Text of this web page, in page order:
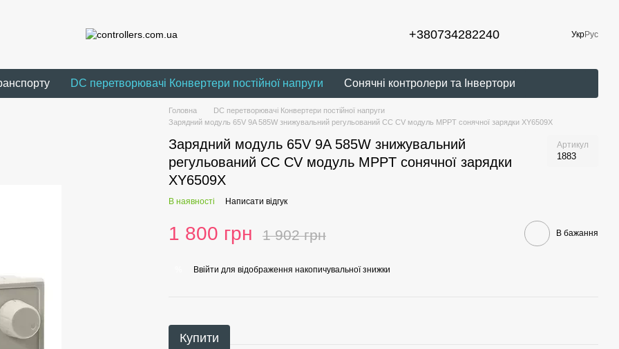
+380734282240 УкрРус
DC перетворювачі Конвертери постійної напруги Сонячні контролери та Інвертори
Головна
DC перетворювачі Конвертери постійної напруги
Зарядний модуль 65V 9A 585W знижувальний регульований CC CV модуль MPPT сонячної зарядки ХY6509Х
Зарядний модуль 65V 9A 585W знижувальний
регульований CC CV модуль MPPT сонячної зарядки
ХY6509Х
Артикул
1883
В наявності Написати відгук
1 800 грн 1 902 грн В бажання
Ввійти для відображення накопичувальної знижки
Купити